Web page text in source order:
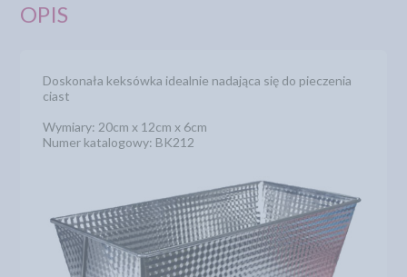
OPIS
Doskonała keksówka idealnie nadająca się do pieczenia
ciast
Wymiary: 20cm x 12cm x 6cm
Numer katalogowy: BK212